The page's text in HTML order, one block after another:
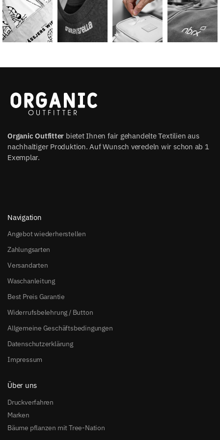
Organic Outfitter bietet Ihnen fair gehandelte Textilien aus
nachhaltiger Produktion. Auf Wunsch veredeln wir schon ab 1
Exemplar.
Navigation
Angebot wiederherstellen
Zahlungsarten
Versandarten
Waschanleitung
Best Preis Garantie
Widerrufsbelehrung / Button
Allgemeine Geschäftsbedingungen
Datenschutzerklärung
Impressum
Über uns
Druckverfahren
Marken
Bäume pflanzen mit Tree-Nation